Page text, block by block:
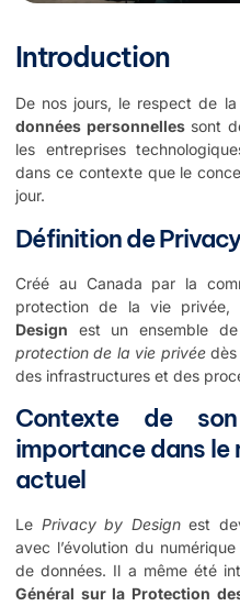
Introduction
De nos jours, le respect de la
données personnellessont
les entreprises
dans ce contexte que le
jour.
Définition de
Créé au Canada par la
protection de la vie privée,
Design est un ensemble
protection de la vie privée
des infrastructures et des
Contexte de
importance dans le
actuel
Le Privacy by Designest
avec l’évolution du
de données. Il a même été
Général sur la Protection